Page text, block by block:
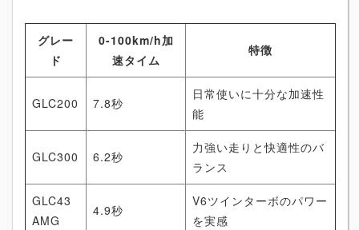
グレー
ド
0-100km/h加
速タイム
特徴
GLC200 7.8秒
日常使いに十分な加速性
能
GLC300 6.2秒
力強い走りと快適性のバ
ランス
GLC43
AMG
4.9秒
V6ツインターボのパワー
を実感